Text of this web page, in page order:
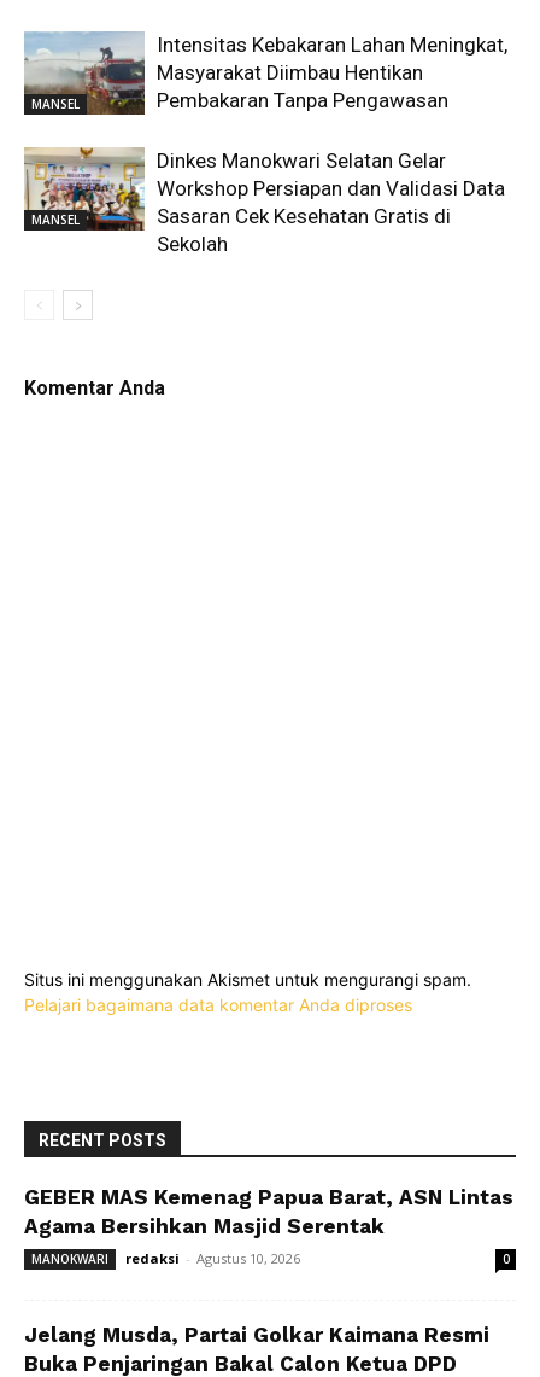
MANSEL
Intensitas Kebakaran Lahan Meningkat,
Masyarakat Diimbau Hentikan
Pembakaran Tanpa Pengawasan
MANSEL
Dinkes Manokwari Selatan Gelar
Workshop Persiapan dan Validasi Data
Sasaran Cek Kesehatan Gratis di
Sekolah
Komentar Anda
Situs ini menggunakan Akismet untuk mengurangi spam.
Pelajari bagaimana data komentar Anda diproses
RECENT POSTS
GEBER MAS Kemenag Papua Barat, ASN Lintas
Agama Bersihkan Masjid Serentak
MANOKWARI redaksi - Agustus 10, 2026 0
Jelang Musda, Partai Golkar Kaimana Resmi
Buka Penjaringan Bakal Calon Ketua DPD